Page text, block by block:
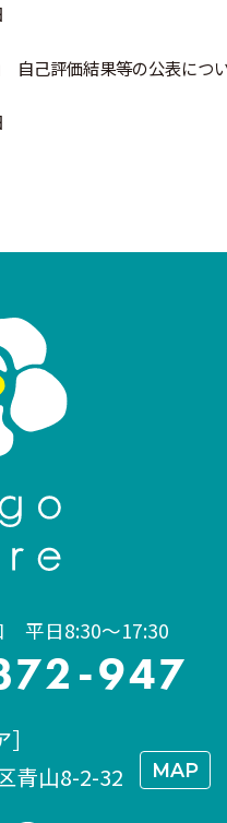
自己評価結果等の公表につ
平日8:30〜17:30
947
青山8-2-32
MAP